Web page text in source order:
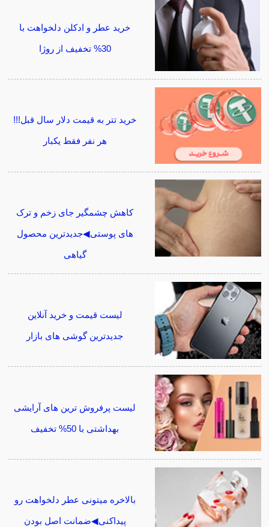
خرید عطر و ادکلن دلخواهت با
30% تخفیف از روژا
خرید تتر به قیمت دلار سال قبل!!!
هر نفر فقط یکبار
کاهش چشمگیر جای زخم و ترک
های پوستی◀جدیدترین محصول
گیاهی
لیست قیمت و خرید آنلاین
جدیدترین گوشی های بازار
لیست پرفروش ترین های آرایشی
بهداشتی با 50% تخفیف
بالاخره میتونی عطر دلخواهت رو
پیداکنی◀ضمانت اصل بودن